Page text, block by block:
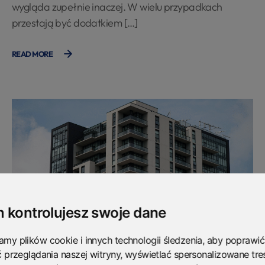
kontrolujesz swoje dane
plików cookie i innych technologii śledzenia, aby poprawić
przeglądania naszej witryny, wyświetlać spersonalizowane
wygląda zupełnie inaczej. W wielu przypadkach
przestają być dodatkiem […]
READ MORE
10 września, 2025
Fotowoltaika
Magazyny energii Pompy ciepła
Wpisy polecane
Comments are closed